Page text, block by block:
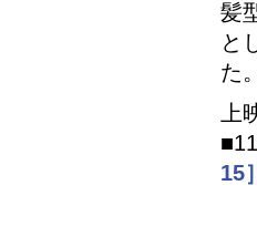
髪
と
た
上
15